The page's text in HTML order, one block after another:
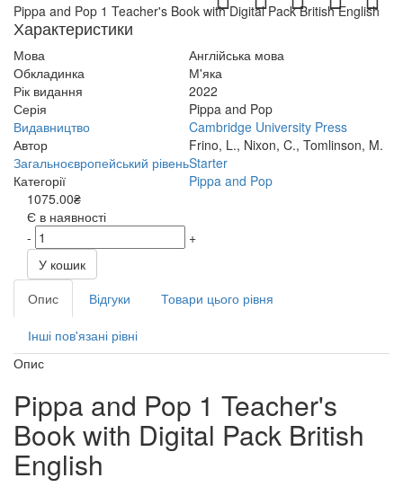
Pippa and Pop 1 Teacher's Book with Digital Pack British English
Характеристики
Мова
Англійська мова
Обкладинка
М'яка
Рік видання
2022
Серія
Pippa and Pop
Видавництво
Cambridge University Press
Автор
Frino, L., Nixon, C., Tomlinson, M.
Загальноєвропейський рівеньStarter
Категорії
Pippa and Pop
1075.00₴
Є в наявності
-
+
У кошик
Опис
Відгуки Товари цього рівня
Інші пов'язані рівні
Опис
Pippa and Pop 1 Teacher's
Book with Digital Pack British
English